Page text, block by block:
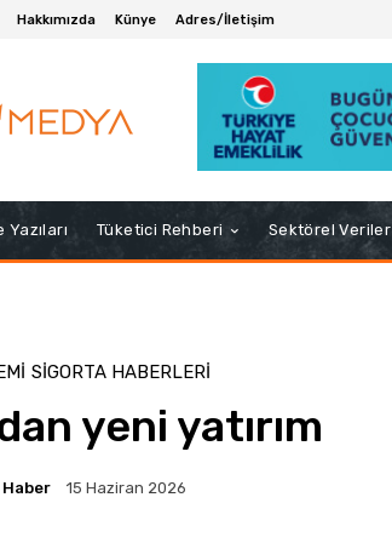
Hakkımızda Künye Adres/İletişim
Tüketici Rehberi Sektörel Veriler
SIGORTA HABERLERI
yeni yatırım
15 Haziran 2026